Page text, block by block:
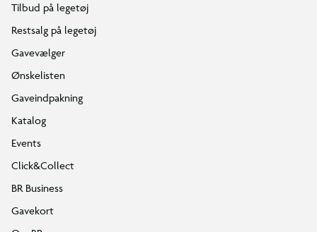
Tilbud på legetøj
Restsalg på legetøj
Gavevælger
Ønskelisten
Gaveindpakning
Katalog
Events
Click&Collect
BR Business
Gavekort